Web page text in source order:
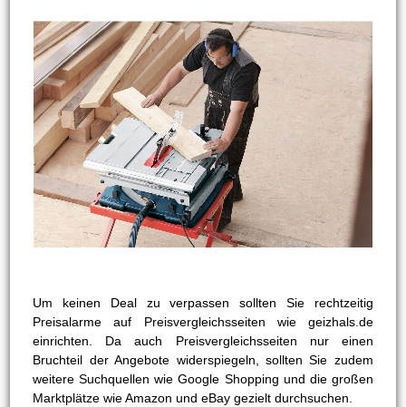
Um keinen Deal zu verpassen sollten Sie rechtzeitig
Preisalarme auf Preisvergleichsseiten wie geizhals.de
einrichten. Da auch Preisvergleichsseiten nur einen
Bruchteil der Angebote widerspiegeln, sollten Sie zudem
weitere Suchquellen wie Google Shopping und die großen
Marktplätze wie Amazon und eBay gezielt durchsuchen.